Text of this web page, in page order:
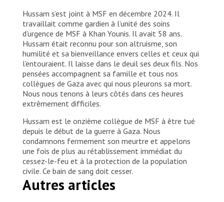
Palestine, 2025. © MSF
Hussam s’est joint à MSF en décembre 2024. Il
travaillait comme gardien à l’unité des soins
d’urgence de MSF à Khan Younis. Il avait 58 ans.
Hussam était reconnu pour son altruisme, son
humilité et sa bienveillance envers celles et ceux qui
l’entouraient. Il laisse dans le deuil ses deux fils. Nos
pensées accompagnent sa famille et tous nos
collègues de Gaza avec qui nous pleurons sa mort.
Nous nous tenons à leurs côtés dans ces heures
extrêmement difficiles.
Hussam est le onzième collègue de MSF à être tué
depuis le début de la guerre à Gaza. Nous
condamnons fermement son meurtre et appelons
une fois de plus au rétablissement immédiat du
cessez-le-feu et à la protection de la population
civile. Ce bain de sang doit cesser.
Autres articles